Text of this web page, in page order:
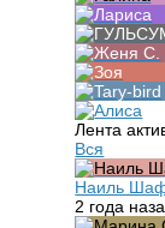
Лента
Вся
Наиль
2 года